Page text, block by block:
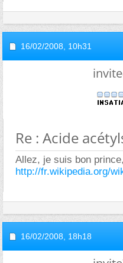
16/02/2008, 10h31
Re : Acide
Allez, je suis bon
http://fr.wikipedia.org/
16/02/2008, 18h18